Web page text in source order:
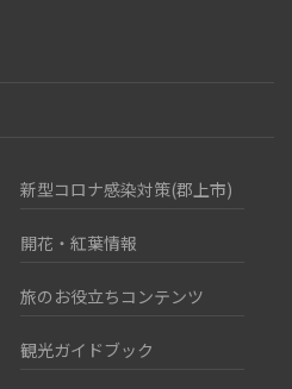
新型コロナ感染対策(郡上市)
開花・紅葉情報
旅のお役立ちコンテンツ
観光ガイドブック